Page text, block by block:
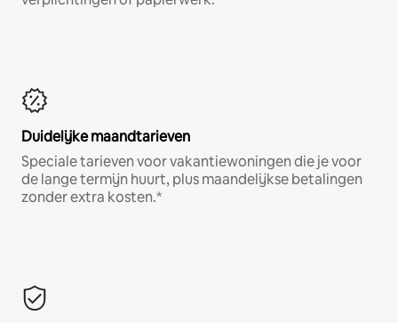
Duidelijke maandtarieven
Speciale tarieven voor vakantiewoningen die je voor
de lange termijn huurt, plus maandelijkse betalingen
zonder extra kosten.*